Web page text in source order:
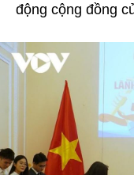
động cộng đồng